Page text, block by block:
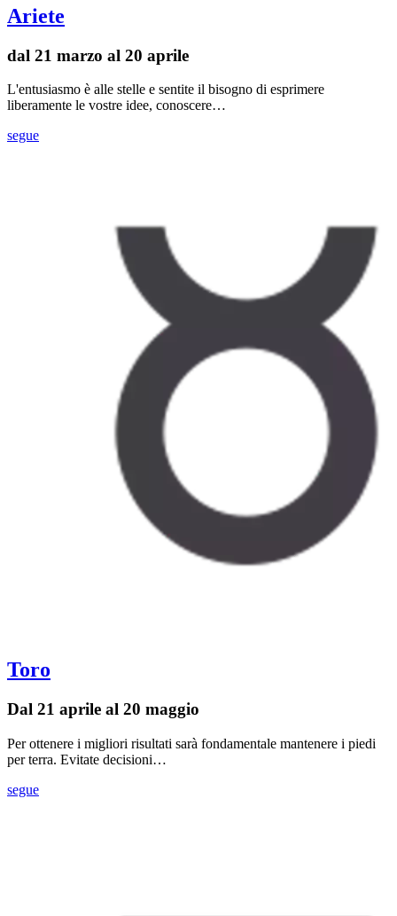
Ariete
dal 21 marzo al 20 aprile
L'entusiasmo è alle stelle e sentite il bisogno di esprimere
liberamente le vostre idee, conoscere…
segue
Toro
Dal 21 aprile al 20 maggio
Per ottenere i migliori risultati sarà fondamentale mantenere i piedi
per terra. Evitate decisioni…
segue